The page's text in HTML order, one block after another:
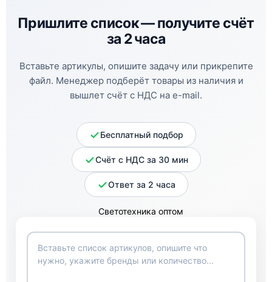
Пришлите список —получите счёт
за 2 часа
Вставьте артикулы, опишите задачу или прикрепите
файл. Менеджер подберёт товары из наличия и
вышлет счёт с НДС на e-mail.
Бесплатный подбор
Счёт с НДС за 30 мин
Ответ за 2 часа